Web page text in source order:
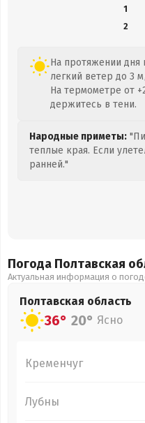
1
2
На протяжении дня
легкий ветер до 3
На термометре от
держитесь в тени.
Народные приметы:
теплые края. Если
ранней."
Погода Полтавская
Актуальная информация о
Полтавская область
36° 20° Ясно
Кременчуг
Лубны